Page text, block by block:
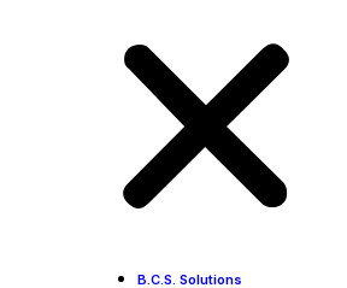
B.C.S. Solutions